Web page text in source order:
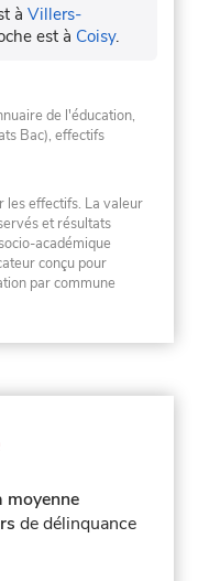
àVillers-
est à Coisy.
de l'éducation,
Bac), effectifs
les effectifs. La valeur
et résultats
académique
conçu pour
par commune
moyenne
de délinquance